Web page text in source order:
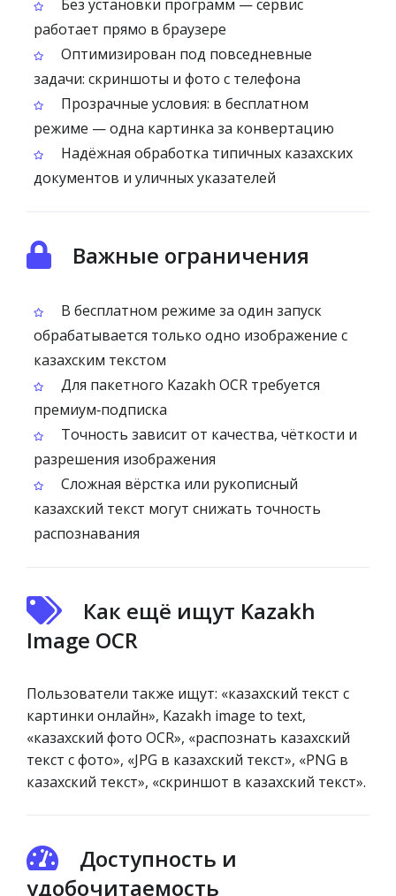
Без установки программ — сервис
работает прямо в браузере
Оптимизирован под повседневные
задачи: скриншоты и фото с телефона
Прозрачные условия: в бесплатном
режиме — одна картинка за конвертацию
Надёжная обработка типичных казахских
документов и уличных указателей
Важные ограничения
В бесплатном режиме за один запуск
обрабатывается только одно изображение с
казахским текстом
Для пакетного Kazakh OCR требуется
премиум‑подписка
Точность зависит от качества, чёткости и
разрешения изображения
Сложная вёрстка или рукописный
казахский текст могут снижать точность
распознавания
Как ещё ищут Kazakh
Image OCR
Пользователи также ищут: «казахский текст с
картинки онлайн», Kazakh image to text,
«казахский фото OCR», «распознать казахский
текст с фото», «JPG в казахский текст», «PNG в
казахский текст», «скриншот в казахский текст».
Доступность и
удобочитаемость